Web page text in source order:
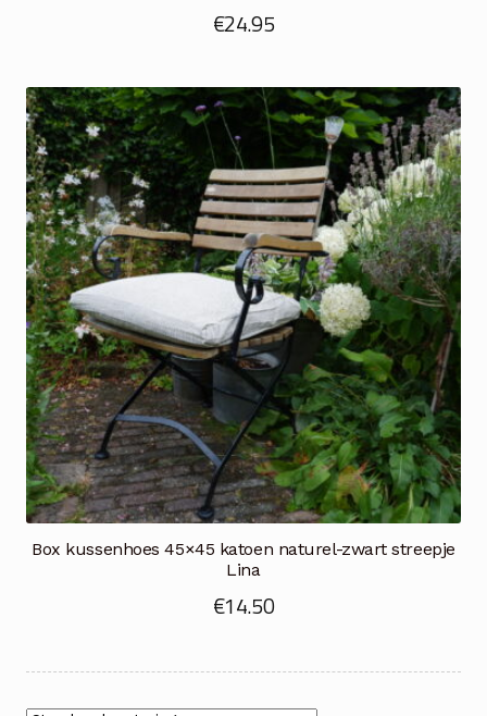
€24.95
Box kussenhoes 45×45 katoen naturel-zwart streepje
Lina
€14.50